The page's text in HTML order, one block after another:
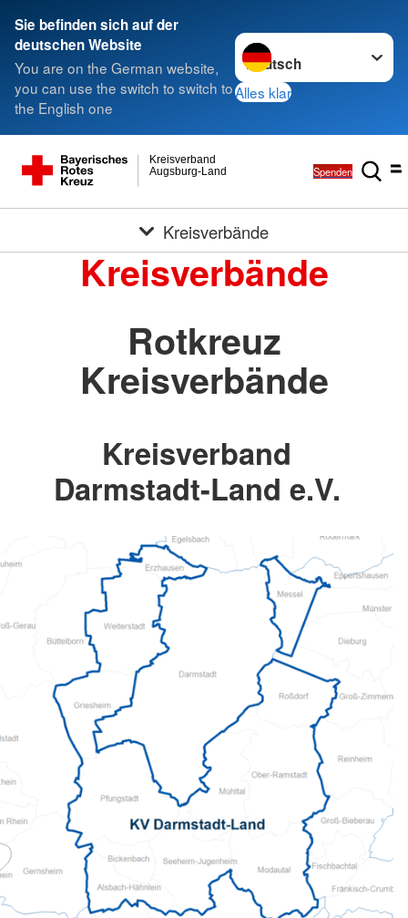
Sie befinden sich auf der
deutschen Website
You are on the German website,
you can use the switch to switch to
the English one
Sprache wechseln zu
Alles klar
Augsburg-Land
Kreisverband
Spenden
Kreisverbände
Kreisverbände
Rotkreuz
Kreisverbände
Kreisverband
Darmstadt-Land e.V.